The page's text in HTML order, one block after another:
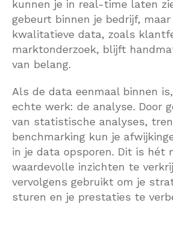
kunnen je in real-time laten
gebeurt binnen je bedrijf, maar
kwalitatieve data, zoals
marktonderzoek, blijft
van belang.
Als de data eenmaal binnen
echte werk: de analyse. Door
van statistische analyses,
benchmarking kun je
in je data opsporen. Dit is hét
waardevolle inzichten te
vervolgens gebruikt om je
sturen en je prestaties te